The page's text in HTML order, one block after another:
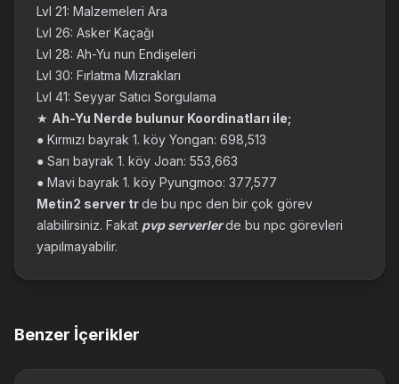
Lvl 21: Malzemeleri Ara
Lvl 26: Asker Kaçağı
Lvl 28: Ah-Yu nun Endişeleri
Lvl 30: Fırlatma Mızrakları
Lvl 41: Seyyar Satıcı Sorgulama
★ Ah-Yu Nerde bulunur Koordinatları ile;
● Kırmızı bayrak 1. köy Yongan: 698,513
● Sarı bayrak 1. köy Joan: 553,663
● Mavi bayrak 1. köy Pyungmoo: 377,577
Metin2 server trde bu npc den bir çok görev
alabilirsiniz. Fakat pvp serverlerde bu npc görevleri
yapılmayabilir.
Benzer İçerikler